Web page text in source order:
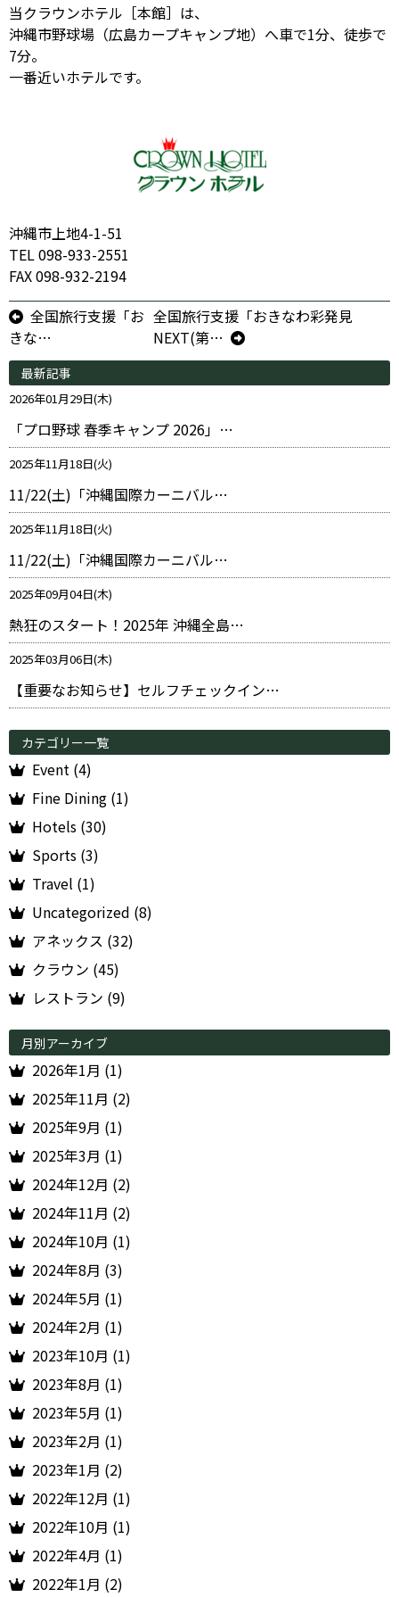
当クラウンホテル［本館］は、
沖縄市野球場（広島カープキャンプ地） へ車で1分、徒歩で
7分。
一番近いホテルです。
沖縄市上地4-1-51
TEL 098-933-2551
FAX 098-932-2194
全国旅行支援「お
きな…
全国旅行支援「おきなわ彩発見
NEXT(第…
最新記事
2026年01月29日(木)
「プロ野球 春季キャンプ 2026」…
2025年11月18日(火)
11/22(土)「沖縄国際カーニバル…
2025年11月18日(火)
11/22(土)「沖縄国際カーニバル…
2025年09月04日(木)
熱狂のスタート！2025年 沖縄全島…
2025年03月06日(木)
【重要なお知らせ】セルフチェックイン…
カテゴリー一覧
Event (4)
Fine Dining (1)
Hotels (30)
Sports (3)
Travel (1)
Uncategorized (8)
アネックス (32)
クラウン (45)
レストラン (9)
月別アーカイブ
2026年1月 (1)
2025年11月 (2)
2025年9月 (1)
2025年3月 (1)
2024年12月 (2)
2024年11月 (2)
2024年10月 (1)
2024年8月 (3)
2024年5月 (1)
2024年2月 (1)
2023年10月 (1)
2023年8月 (1)
2023年5月 (1)
2023年2月 (1)
2023年1月 (2)
2022年12月 (1)
2022年10月 (1)
2022年4月 (1)
2022年1月 (2)